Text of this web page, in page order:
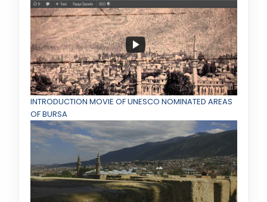
INTRODUCTION MOVIE OF UNESCO NOMINATED AREAS
OF BURSA